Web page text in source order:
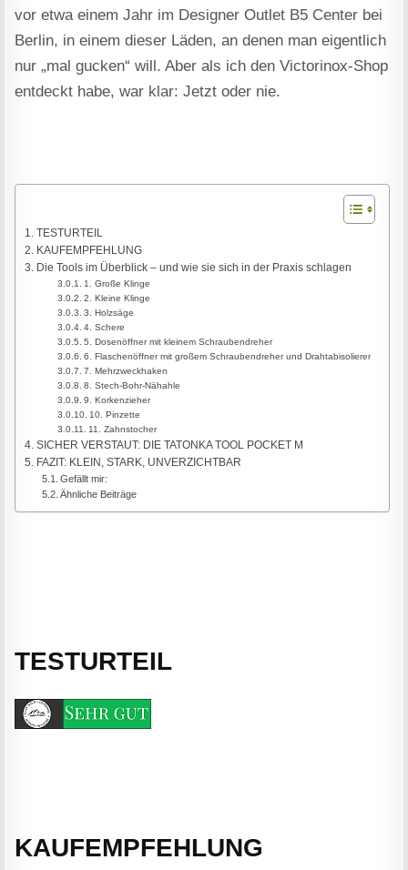
vor etwa einem Jahr im Designer Outlet B5 Center bei
Berlin, in einem dieser Läden, an denen man eigentlich
nur „mal gucken“ will. Aber als ich den Victorinox-Shop
entdeckt habe, war klar: Jetzt oder nie.
TESTURTEIL
KAUFEMPFEHLUNG
Die Tools im Überblick – und wie sie sich in der Praxis schlagen
1. Große Klinge
2. Kleine Klinge
3. Holzsäge
4. Schere
5. Dosenöffner mit kleinem Schraubendreher
6. Flaschenöffner mit großem Schraubendreher und Drahtabisolierer
7. Mehrzweckhaken
8. Stech-Bohr-Nähahle
9. Korkenzieher
10. Pinzette
11. Zahnstocher
SICHER VERSTAUT: DIE TATONKA TOOL POCKET M
FAZIT: KLEIN, STARK, UNVERZICHTBAR
Gefällt mir:
Ähnliche Beiträge
TESTURTEIL
KAUFEMPFEHLUNG